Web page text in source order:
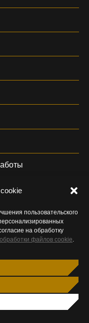
пользовательского
на обработку
файлов cookie.